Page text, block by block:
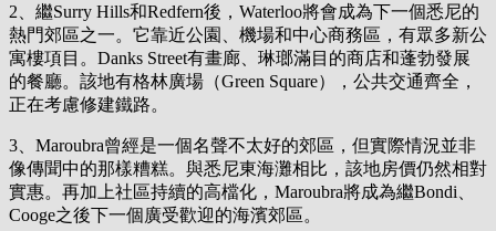
2、繼Surry Hills和Redfern後，Waterloo將會成為下一個悉尼的
熱門郊區之一。它靠近公園、機場和中心商務區，有眾多新公
寓樓項目。Danks Street有畫廊、琳瑯滿目的商店和蓬勃發展
的餐廳。該地有格林廣場（Green Square），公共交通齊全，
正在考慮修建鐵路。
3、Maroubra曾經是一個名聲不太好的郊區，但實際情況並非
像傳聞中的那樣糟糕。與悉尼東海灘相比，該地房價仍然相對
實惠。再加上社區持續的高檔化，Maroubra將成為繼Bondi、
Cooge之後下一個廣受歡迎的海濱郊區。